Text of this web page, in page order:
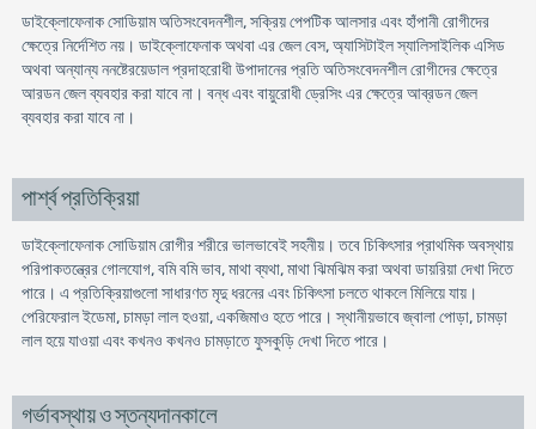
ডাইক্লোফেনাক সোডিয়াম অতিসংবেদনশীল, সক্রিয় পেপটিক আলসার এবং হাঁপানী রোগীদের
ক্ষেত্রে নির্দেশিত নয়। ডাইক্লোফেনাক অথবা এর জেল বেস, অ্যাসিটাইল স্যালিসাইলিক এসিড
অথবা অন্যান্য ননষ্টেরয়েডাল প্রদাহরোধী উপাদানের প্রতি অতিসংবেদনশীল রোগীদের ক্ষেত্রে
আরডন জেল ব্যবহার করা যাবে না। বন্ধ এবং বায়ুরোধী ড্রেসিং এর ক্ষেত্রে আব্রডন জেল
ব্যবহার করা যাবে না।
পার্শ্ব প্রতিক্রিয়া
ডাইক্লোফেনাক সোডিয়াম রোগীর শরীরে ভালভাবেই সহনীয়। তবে চিকিৎসার প্রাথমিক অবস্থায়
পরিপাকতন্ত্রের গোলযোগ, বমি বমি ভাব, মাথা ব্যথা, মাথা ঝিমঝিম করা অথবা ডায়রিয়া দেখা দিতে
পারে। এ প্রতিক্রিয়াগুলো সাধারণত মৃদু ধরনের এবং চিকিৎসা চলতে থাকলে মিলিয়ে যায়।
পেরিফেরাল ইডেমা, চামড়া লাল হওয়া, একজিমাও হতে পারে। স্থানীয়ভাবে জ্বালা পোড়া, চামড়া
লাল হয়ে যাওয়া এবং কখনও কখনও চামড়াতে ফুসকুড়ি দেখা দিতে পারে।
গর্ভাবস্থায় ও স্তন্যদানকালে